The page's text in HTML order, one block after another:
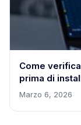
Come
prima di
Marzo 6, 2026